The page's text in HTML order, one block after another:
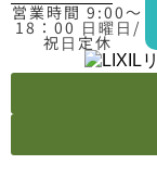
営業時間 9:00〜
18：00 日曜日/
祝日定休